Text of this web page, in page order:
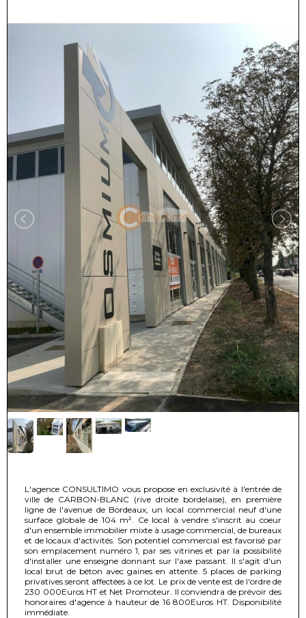
L'agence CONSULTIMO vous propose en exclusivité à l'entrée de
ville de CARBON-BLANC (rive droite bordelaise), en première
ligne de l'avenue de Bordeaux, un local commercial neuf d'une
surface globale de 104 m². Ce local à vendre s'inscrit au coeur
d'un ensemble immobilier mixte à usage commercial, de bureaux
et de locaux d'activités. Son potentiel commercial est favorisé par
son emplacement numéro 1, par ses vitrines et par la possibilité
d'installer une enseigne donnant sur l'axe passant. Il s'agit d'un
local brut de béton avec gaines en attente. 5 places de parking
privatives seront affectées à ce lot. Le prix de vente est de l'ordre de
230 000Euros HT et Net Promoteur. Il conviendra de prévoir des
honoraires d'agence à hauteur de 16 800Euros HT. Disponibilité
immédiate.